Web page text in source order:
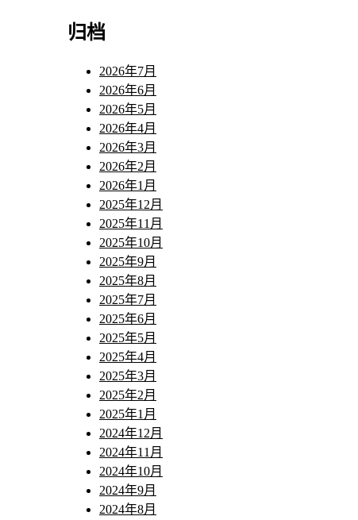
归档
2026年7月
2026年6月
2026年5月
2026年4月
2026年3月
2026年2月
2026年1月
2025年12月
2025年11月
2025年10月
2025年9月
2025年8月
2025年7月
2025年6月
2025年5月
2025年4月
2025年3月
2025年2月
2025年1月
2024年12月
2024年11月
2024年10月
2024年9月
2024年8月